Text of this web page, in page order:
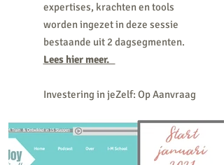
expertises, krachten en tools
worden ingezet in deze sessie
bestaande uit 2 dagsegmenten.
Lees hier meer.
Investering in jeZelf: Op Aanvraag